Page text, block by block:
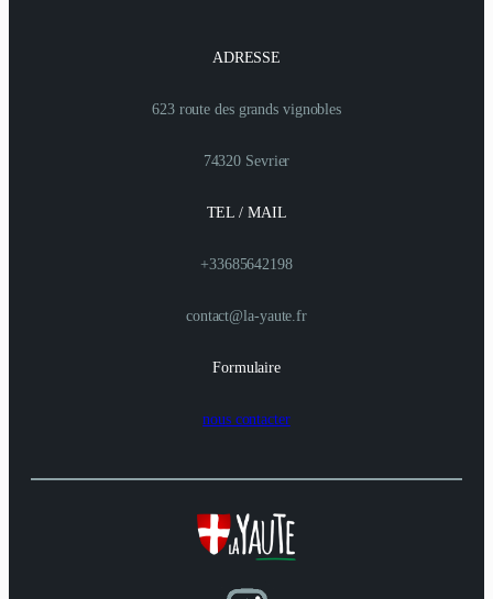
ADRESSE
623 route des grands vignobles
74320 Sevrier
TEL / MAIL
+33685642198
contact@la-yaute.fr
Formulaire
nous contacter